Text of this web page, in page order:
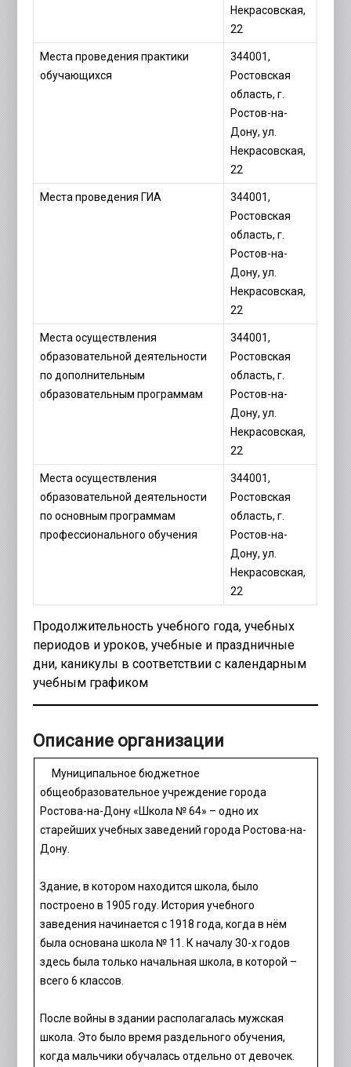
Некрасовская,
22
Места проведения практики
обучающихся
344001,
Ростовская
область, г.
Ростов-на-
Дону, ул.
Некрасовская,
22
Места проведения ГИА
344001,
Ростовская
область, г.
Ростов-на-
Дону, ул.
Некрасовская,
22
Места осуществления
образовательной деятельности
по дополнительным
образовательным программам
344001,
Ростовская
область, г.
Ростов-на-
Дону, ул.
Некрасовская,
22
Места осуществления
образовательной деятельности
по основным программам
профессионального обучения
344001,
Ростовская
область, г.
Ростов-на-
Дону, ул.
Некрасовская,
22
Продолжительность учебного года, учебных
периодов и уроков, учебные и праздничные
дни, каникулы в соответствии с календарным
учебным графиком
Описание организации
Муниципальное бюджетное
общеобразовательное учреждение города
Ростова-на-Дону «Школа № 64» – одно их
старейших учебных заведений города Ростова-на-
Дону.
Здание, в котором находится школа, было
построено в 1905 году. История учебного
заведения начинается с 1918 года, когда в нём
была основана школа № 11. К началу 30-х годов
здесь была только начальная школа, в которой –
всего 6 классов.
После войны в здании располагалась мужская
школа. Это было время раздельного обучения,
когда мальчики обучалась отдельно от девочек.